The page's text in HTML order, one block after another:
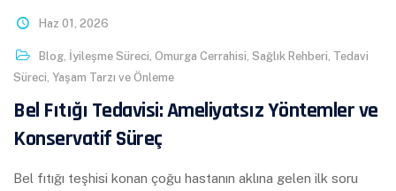
Haz 01, 2026
Blog İyileşme Süreci Omurga Cerrahisi Sağlık Rehberi Tedavi
Süreci Yaşam Tarzı ve Önleme
Bel Fıtığı Tedavisi: Ameliyatsız Yöntemler ve
Konservatif Süreç
Bel fıtığı teşhisi konan çoğu hastanın aklına gelen ilk soru